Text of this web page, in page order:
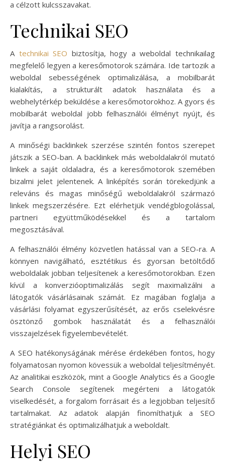
a célzott kulcsszavakat.
Technikai SEO
A technikai SEO biztosítja, hogy a weboldal technikailag
megfelelő legyen a keresőmotorok számára. Ide tartozik a
weboldal sebességének optimalizálása, a mobilbarát
kialakítás, a strukturált adatok használata és a
webhelytérkép beküldése a keresőmotorokhoz. A gyors és
mobilbarát weboldal jobb felhasználói élményt nyújt, és
javítja a rangsorolást.
A minőségi backlinkek szerzése szintén fontos szerepet
játszik a SEO-ban. A backlinkek más weboldalakról mutató
linkek a saját oldaladra, és a keresőmotorok szemében
bizalmi jelet jelentenek. A linképítés során törekedjünk a
releváns és magas minőségű weboldalakról származó
linkek megszerzésére. Ezt elérhetjük vendégblogolással,
partneri együttműködésekkel és a tartalom
megosztásával.
A felhasználói élmény közvetlen hatással van a SEO-ra. A
könnyen navigálható, esztétikus és gyorsan betöltődő
weboldalak jobban teljesítenek a keresőmotorokban. Ezen
kívül a konverzióoptimalizálás segít maximalizálni a
látogatók vásárlásainak számát. Ez magában foglalja a
vásárlási folyamat egyszerűsítését, az erős cselekvésre
ösztönző gombok használatát és a felhasználói
visszajelzések figyelembevételét.
A SEO hatékonyságának mérése érdekében fontos, hogy
folyamatosan nyomon kövessük a weboldal teljesítményét.
Az analitikai eszközök, mint a Google Analytics és a Google
Search Console segítenek megérteni a látogatók
viselkedését, a forgalom forrásait és a legjobban teljesítő
tartalmakat. Az adatok alapján finomíthatjuk a SEO
stratégiánkat és optimalizálhatjuk a weboldalt.
Helyi SEO